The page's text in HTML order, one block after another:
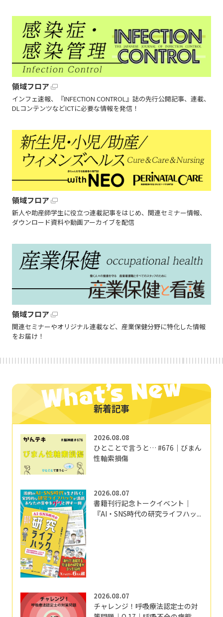
領域フロア
インフェ速報、『INFECTION CONTROL』誌の先行公開記事、連載、
DLコンテンツなどICTに必要な情報を発信！
領域フロア
新人や助産師学生に役立つ連載記事をはじめ、関連セミナー情報、
ダウンロード資料や動画アーカイブを配信
領域フロア
関連セミナーやオリジナル連載など、産業保健分野に特化した情報
をお届け！
新着記事
2026.08.08
ひとことで言うと… #676｜びまん
性軸索損傷
2026.08.07
書籍刊行記念トークイベント｜
『AI・SNS時代の研究ライフハッ...
2026.08.07
チャレンジ！呼吸療法認定士の対